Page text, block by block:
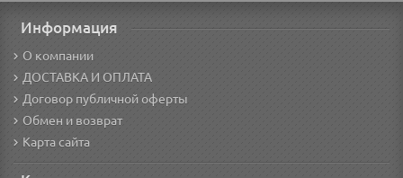
Информация
О компании
ДОСТАВКА И ОПЛАТА
Договор публичной оферты
Обмен и возврат
Карта сайта